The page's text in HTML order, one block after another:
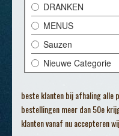
DRANKEN
MENUS
Sauzen
Nieuwe Categorie
beste klanten bij afhaling alle
bestellingen meer dan 50e
klanten vanaf nu accepteren